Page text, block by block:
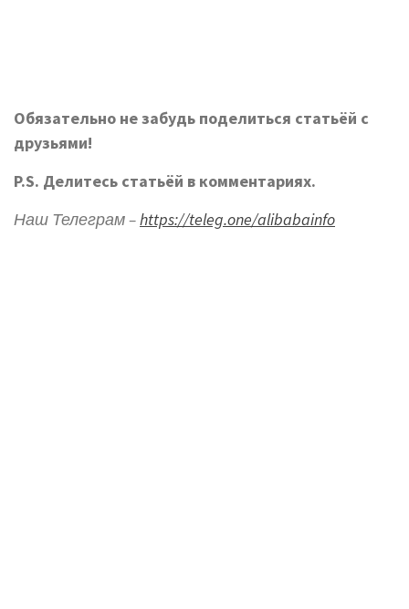
Обязательно не забудь поделиться статьёй с
друзьями!
P.S. Делитесь статьёй в комментариях.
Наш Телеграм –https://teleg.one/alibabainfo